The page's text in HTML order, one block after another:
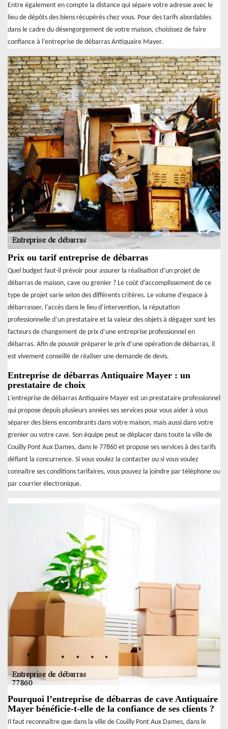
Entre également en compte la distance qui sépare votre adresse avec le
lieu de dépôts des biens récupérés chez vous. Pour des tarifs abordables
dans le cadre du désengorgement de votre maison, choisissez de faire
confiance à l’entreprise de débarras Antiquaire Mayer.
Prix ou tarif entreprise de débarras
Quel budget faut-il prévoir pour assurer la réalisation d’un projet de
débarras de maison, cave ou grenier ? Le coût d’accomplissement de ce
type de projet varie selon des différents critères. Le volume d’espace à
débarrasser, l’accès dans le lieu d’intervention, la réputation
professionnelle d’un prestataire et la valeur des objets à dégager sont les
facteurs de changement de prix d’une entreprise professionnel en
débarras. Afin de pouvoir préparer le prix d’une opération de débarras, il
est vivement conseillé de réaliser une demande de devis.
Entreprise de débarras Antiquaire Mayer : un
prestataire de choix
L’entreprise de débarras Antiquaire Mayer est un prestataire professionnel
qui propose depuis plusieurs années ses services pour vous aider à vous
séparer des biens encombrants dans votre maison, mais aussi dans votre
grenier ou votre cave. Son équipe peut se déplacer dans toute la ville de
Couilly Pont Aux Dames, dans le 77860 et propose ses services à des tarifs
défiant la concurrence. Si vous voulez la contacter ou si vous voulez
connaître ses conditions tarifaires, vous pouvez la joindre par téléphone ou
par courrier électronique.
Pourquoi l’entreprise de débarras de cave Antiquaire
Mayer bénéficie-t-elle de la confiance de ses clients ?
Il faut reconnaître que dans la ville de Couilly Pont Aux Dames, dans le